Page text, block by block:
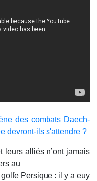
des combats Daech-
devront-ils s'attendre ?
leurs alliés n’ont jamais
au
Persique : il y a euy